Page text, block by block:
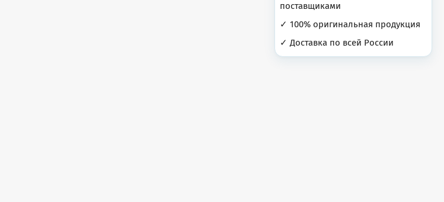
поставщиками
✓ 100% оригинальная продукция
✓ Доставка по всей России